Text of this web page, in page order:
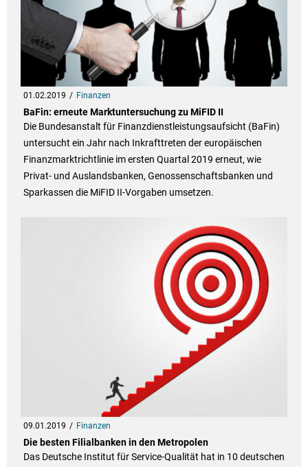
01.02.2019 Finanzen
BaFin: erneute Marktuntersuchung zu MiFID II
Die Bundesanstalt für Finanzdienstleistungsaufsicht (BaFin)
untersucht ein Jahr nach Inkrafttreten der europäischen
Finanzmarktrichtlinie im ersten Quartal 2019 erneut, wie
Privat- und Auslandsbanken, Genossenschaftsbanken und
Sparkassen die MiFID II-Vorgaben umsetzen.
09.01.2019 Finanzen
Die besten Filialbanken in den Metropolen
Das Deutsche Institut für Service-Qualität hat in 10 deutschen